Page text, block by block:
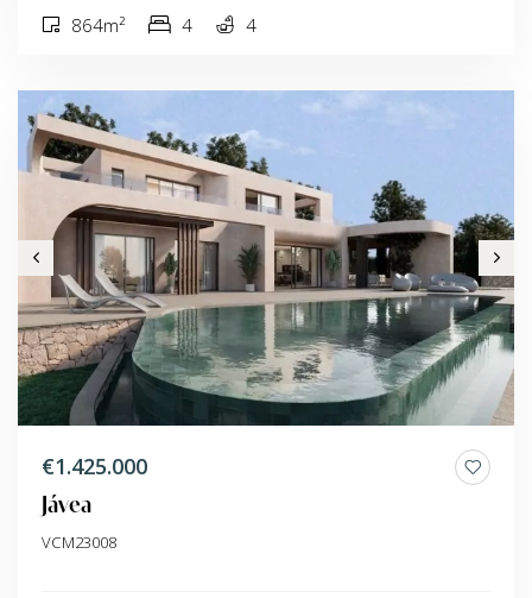
864m² 4 4
€1.425.000
Jávea
VCM23008